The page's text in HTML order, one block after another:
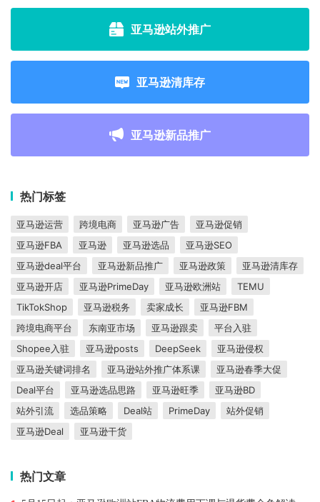
亚马逊站外推广
亚马逊清库存
亚马逊新品推广
热门标签
亚马逊运营 跨境电商 亚马逊广告
亚马逊促销
亚马逊FBA
亚马逊 亚马逊选品
亚马逊SEO
亚马逊deal平台
亚马逊新品推广 亚马逊政策
亚马逊清库存
亚马逊开店
亚马逊PrimeDay 亚马逊欧洲站
TEMU
TikTokShop
亚马逊税务 卖家成长
亚马逊FBM
跨境电商平台
东南亚市场 亚马逊跟卖
平台入驻
Shopee入驻
亚马逊posts DeepSeek
亚马逊侵权
亚马逊关键词排名
亚马逊站外推广体系课
亚马逊春季大促
Deal平台
亚马逊选品思路 亚马逊旺季
亚马逊BD
站外引流
选品策略 Deal站 PrimeDay
站外促销
亚马逊Deal
亚马逊干货
热门文章